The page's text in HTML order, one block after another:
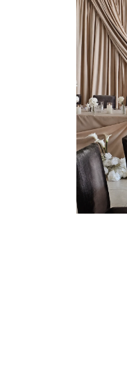
są przechowywane na
poprawy działania